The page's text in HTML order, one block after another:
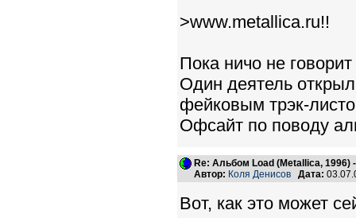
>www.metallica.ru!!
Пока ничо не говорит
Один деятель
фейковым трэк-
Офсайт по поводу
Re: Альбом Load (Metallica, 1996)
Автор: Коля Денисов Дата:
Вот, как это может